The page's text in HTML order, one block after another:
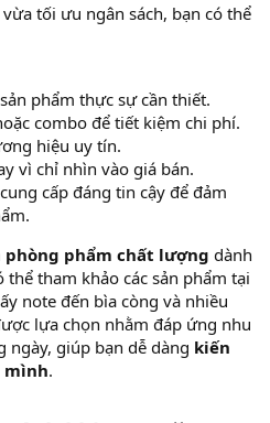
tối ưu ngân sách, bạn có thể
phẩm thực sự cần thiết.
combo để tiết kiệm chi phí.
hiệu uy tín.
vì chỉ nhìn vào giá bán.
cấp đáng tin cậy để đảm
phòng phẩm chất lượng dành
tham khảo các sản phẩm tại
note đến bìa còng và nhiều
lựa chọn nhằm đáp ứng nhu
ngày, giúp bạn dễ dàng kiến
mình.